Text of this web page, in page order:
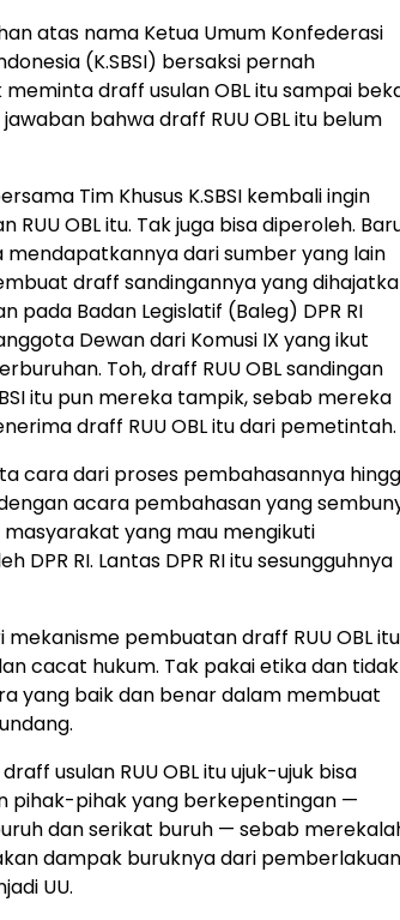
atas nama Ketua Umum Konfederasi
(K.SBSI) bersaksi pernah
meminta draff usulan OBL itu sampai
bahwa draff RUU OBL itu belum
Tim Khusus K.SBSI kembali ingin
OBL itu. Tak juga bisa diperoleh.
mendapatkannya dari sumber yang lain
draff sandingannya yang
pada Badan Legislatif (Baleg) DPR RI
Dewan dari Komusi IX yang ikut
Toh, draff RUU OBL sandingan
itu pun mereka tampik, sebab mereka
draff RUU OBL itu dari pemetintah.
cara dari proses pembahasannya
acara pembahasan yang
yang mau mengikuti
DPR RI. Lantas DPR RI itu sesungguhnya
pembuatan draff RUU OBL itu
cacat hukum. Tak pakai etika dan tidak
yang baik dan benar dalam membuat
usulan RUU OBL itu ujuk-ujuk bisa
pihak-pihak yang berkepentingan —
dan serikat buruh — sebab
dampak buruknya dari pemberlakuan
UU.